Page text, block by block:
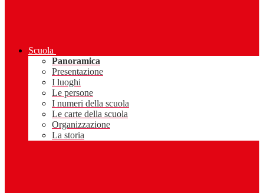
Scuola
Panoramica
Presentazione
I luoghi
Le persone
I numeri della scuola
Le carte della scuola
Organizzazione
La storia